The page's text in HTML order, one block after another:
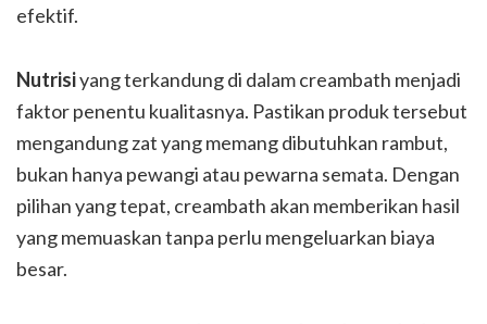
efektif.
Nutrisiyang terkandung di dalam creambath menjadi
faktor penentu kualitasnya. Pastikan produk tersebut
mengandung zat yang memang dibutuhkan rambut,
bukan hanya pewangi atau pewarna semata. Dengan
pilihan yang tepat, creambath akan memberikan hasil
yang memuaskan tanpa perlu mengeluarkan biaya
besar.